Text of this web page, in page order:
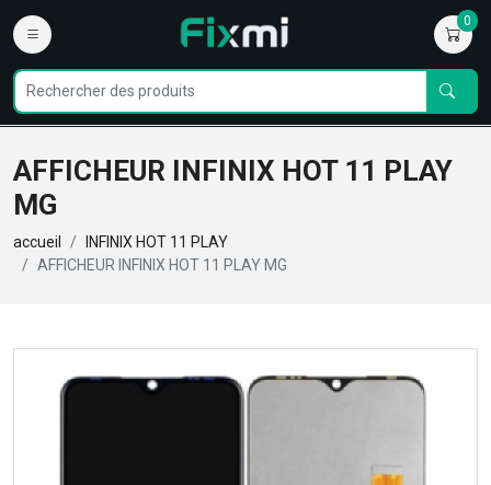
0
AFFICHEUR INFINIX HOT 11 PLAY
MG
accueil
INFINIX HOT 11 PLAY
AFFICHEUR INFINIX HOT 11 PLAY MG